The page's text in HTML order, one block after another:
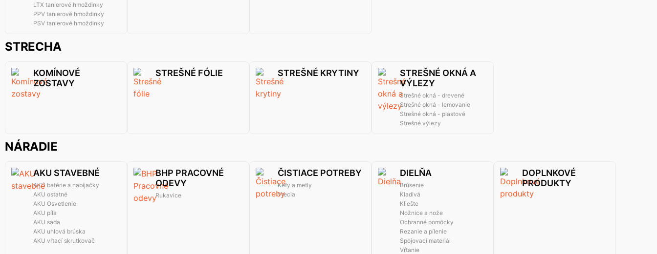
LTX tanierové hmoždinky
PPV tanierové hmoždinky
PSV tanierové hmoždinky
STRECHA
KOMÍNOVÉ
ZOSTAVY
STREŠNÉ FÓLIE STREŠNÉ KRYTINY
STREŠNÉ OKNÁ A
VÝLEZY
Strešné okná - drevené
Strešné okná - lemovanie
Strešné okná - plastové
Strešné výlezy
NÁRADIE
AKU STAVEBNÉ
AKU batérie a nabíjačky
AKU ostatné
AKU Osvetlenie
AKU píla
AKU sada
AKU uhlová brúska
AKU vŕtací skrutkovač
BHP PRACOVNÉ
ODEVY
Rukavice
ČISTIACE POTREBY
Kefy a metly
Vrecia
DIELŇA
Brúsenie
Kladivá
Kliešte
Nožnice a nože
Ochranné pomôcky
Rezanie a pílenie
Spojovací materiál
Vŕtanie
DOPLNKOVÉ
PRODUKTY